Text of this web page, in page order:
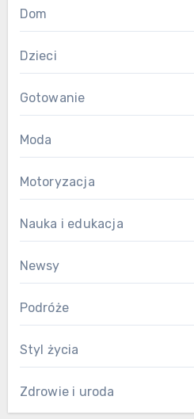
Dom
Dzieci
Gotowanie
Moda
Motoryzacja
Nauka i edukacja
Newsy
Podróże
Styl życia
Zdrowie i uroda